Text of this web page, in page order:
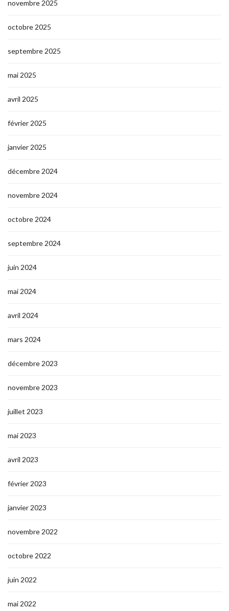
novembre 2025
octobre 2025
septembre 2025
mai 2025
avril 2025
février 2025
janvier 2025
décembre 2024
novembre 2024
octobre 2024
septembre 2024
juin 2024
mai 2024
avril 2024
mars 2024
décembre 2023
novembre 2023
juillet 2023
mai 2023
avril 2023
février 2023
janvier 2023
novembre 2022
octobre 2022
juin 2022
mai 2022